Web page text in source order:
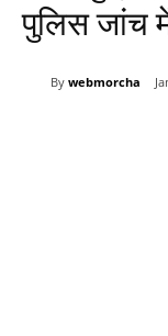
पुलिस जांच
By webmorcha